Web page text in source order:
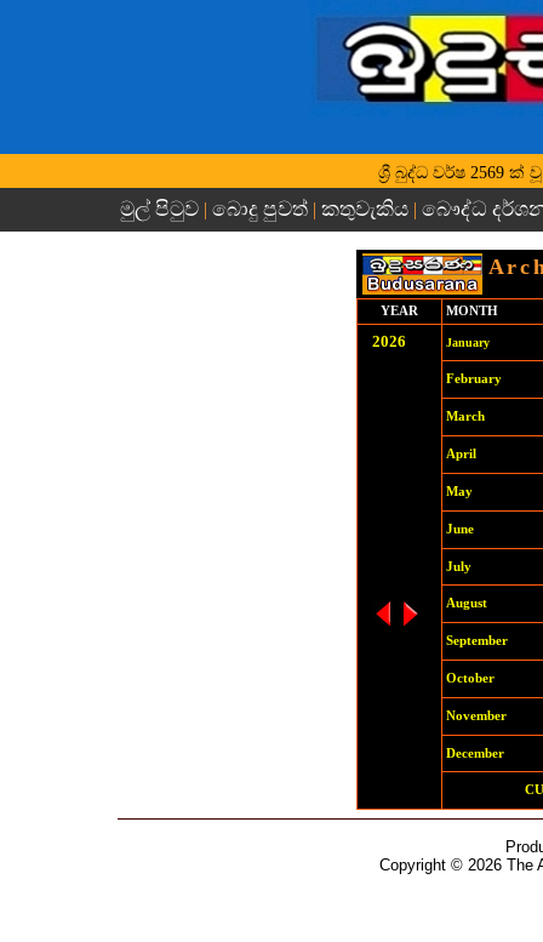
ශ්‍රී බුද්ධ වර්ෂ 2569 ක්
මුල් පිටුව | බොදු පුවත්| කතුවැකිය| බෞද්ධ
YEAR MONTH
2026 January
February
March
April
May
June
July
August
September
October
November
December
Copyright © 2026 The